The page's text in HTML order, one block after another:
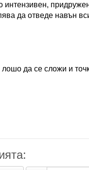
интензивен,
да отведе навън
да се сложи и